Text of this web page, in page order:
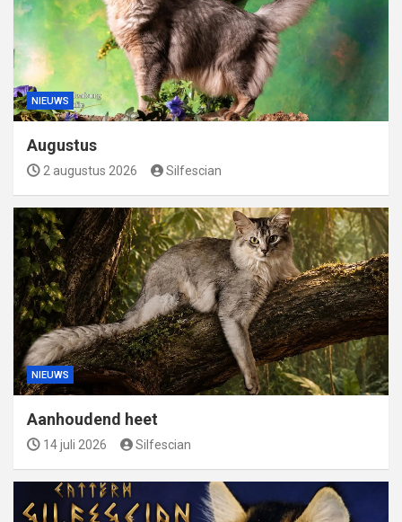
NIEUWS
Augustus
2 augustus 2026 Silfescian
NIEUWS
Aanhoudend heet
14 juli 2026 Silfescian